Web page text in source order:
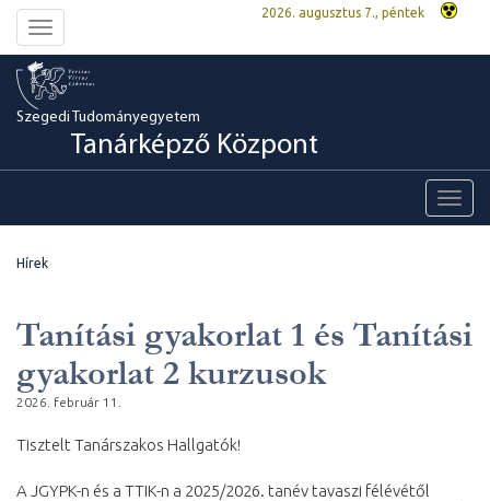
Toggle
navigation
2026. augusztus 7., péntek
Szegedi Tudományegyetem
Tanárképző Központ
Hírek
Tanítási gyakorlat 1 és Tanítási
gyakorlat 2 kurzusok
2026. február 11.
Tisztelt Tanárszakos Hallgatók!
A JGYPK-n és a TTIK-n a 2025/2026. tanév tavaszi félévétől